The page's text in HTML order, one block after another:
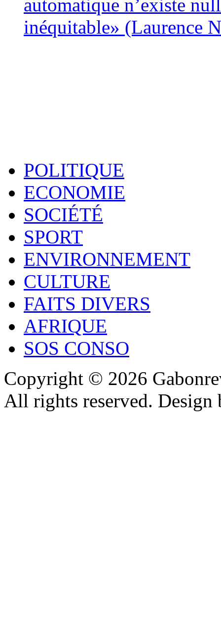
automatique n’existe
inéquitable» (Laurence
POLITIQUE
ECONOMIE
SOCIÉTÉ
SPORT
ENVIRONNEMENT
CULTURE
FAITS DIVERS
AFRIQUE
SOS CONSO
Copyright © 2026
All rights reserved.